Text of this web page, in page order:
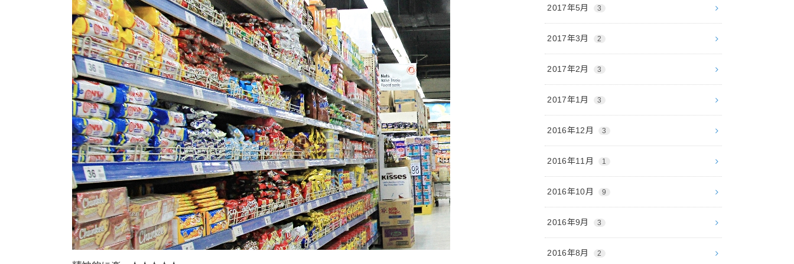
2017年5月 3
2017年3月 2
2017年2月 3
2017年1月 3
2016年12月 3
2016年11月 1
2016年10月 9
2016年9月 3
2016年8月 2